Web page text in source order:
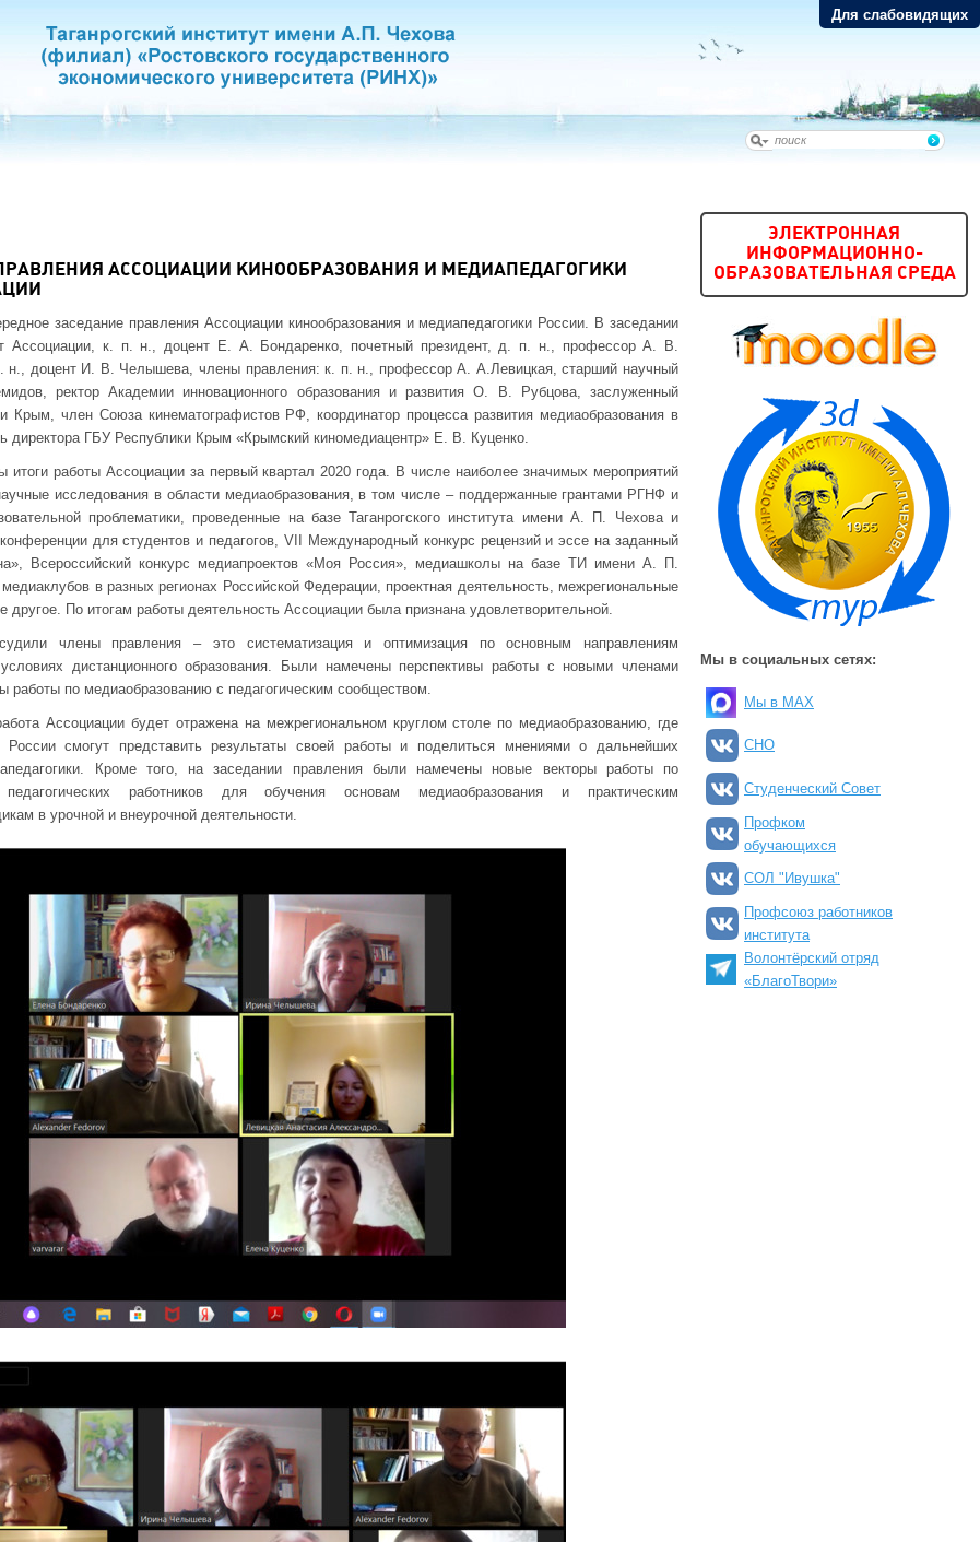
Для слабовидящих
АССОЦИАЦИИ КИНООБРАЗОВАНИЯ И МЕДИАПЕДАГОГИКИ
заседание правления Ассоциации кинообразования и медиапедагогики России. В заседании
Ассоциации, к. п. н., доцент Е. А. Бондаренко, почетный президент, д. п. н., профессор А. В.
н., доцент И. В. Челышева, члены правления: к. п. н., профессор А. А.Левицкая, старший научный
ректор Академии инновационного образования и развития О. В. Рубцова, заслуженный
Крым, член Союза кинематографистов РФ, координатор процесса развития медиаобразования в
директора ГБУ Республики Крым «Крымский киномедиацентр» Е. В. Куценко.
итоги работы Ассоциации за первый квартал 2020 года. В числе наиболее значимых мероприятий
исследования в области медиаобразования, в том числе – поддержанные грантами РГНФ и
проблематики, проведенные на базе Таганрогского института имени А. П. Чехова и
для студентов и педагогов, VII Международный конкурс рецензий и эссе на заданный
Всероссийский конкурс медиапроектов «Моя Россия», медиашколы на базе ТИ имени А. П.
в разных регионах Российской Федерации, проектная деятельность, межрегиональные
другое. По итогам работы деятельность Ассоциации была признана удовлетворительной.
члены правления – это систематизация и оптимизация по основным направлениям
дистанционного образования. Были намечены перспективы работы с новыми членами
работы по медиаобразованию с педагогическим сообществом.
Ассоциации будет отражена на межрегиональном круглом столе по медиаобразованию, где
России смогут представить результаты своей работы и поделиться мнениями о дальнейших
Кроме того, на заседании правления были намечены новые векторы работы по
работников для обучения основам медиаобразования и практическим
в урочной и внеурочной деятельности.
ЭЛЕКТРОННАЯ
ИНФОРМАЦИОННО-
ОБРАЗОВАТЕЛЬНАЯ СРЕДА
Мы в социальных сетях:
Мы в MAX
СНО
Студенческий Совет
Профком
обучающихся
СОЛ "Ивушка"
Профсоюз работников
института
Волонтёрский отряд
«БлагоТвори»